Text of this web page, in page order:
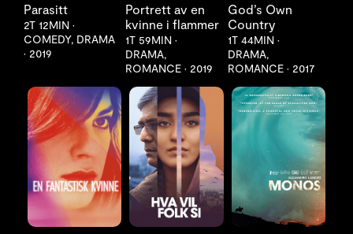
Parasitt
2T 12MIN •
COMEDY, DRAMA
• 2019
Portrett av en
kvinne i flammer
1T 59MIN•
DRAMA,
ROMANCE• 2019
God’s Own
Country
1T 44MIN •
DRAMA,
ROMANCE • 2017
LES MER LES MER LES MER